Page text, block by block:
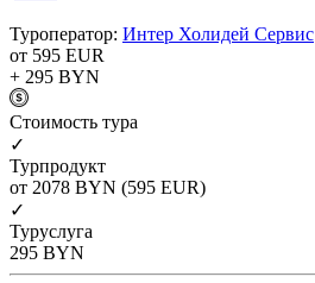
Туроператор: Интер Холидей Сервис
от 595 EUR
+ 295 BYN
Cтоимость тура
✓
Турпродукт
от 2078 BYN (595 EUR)
✓
Туруслуга
295 BYN